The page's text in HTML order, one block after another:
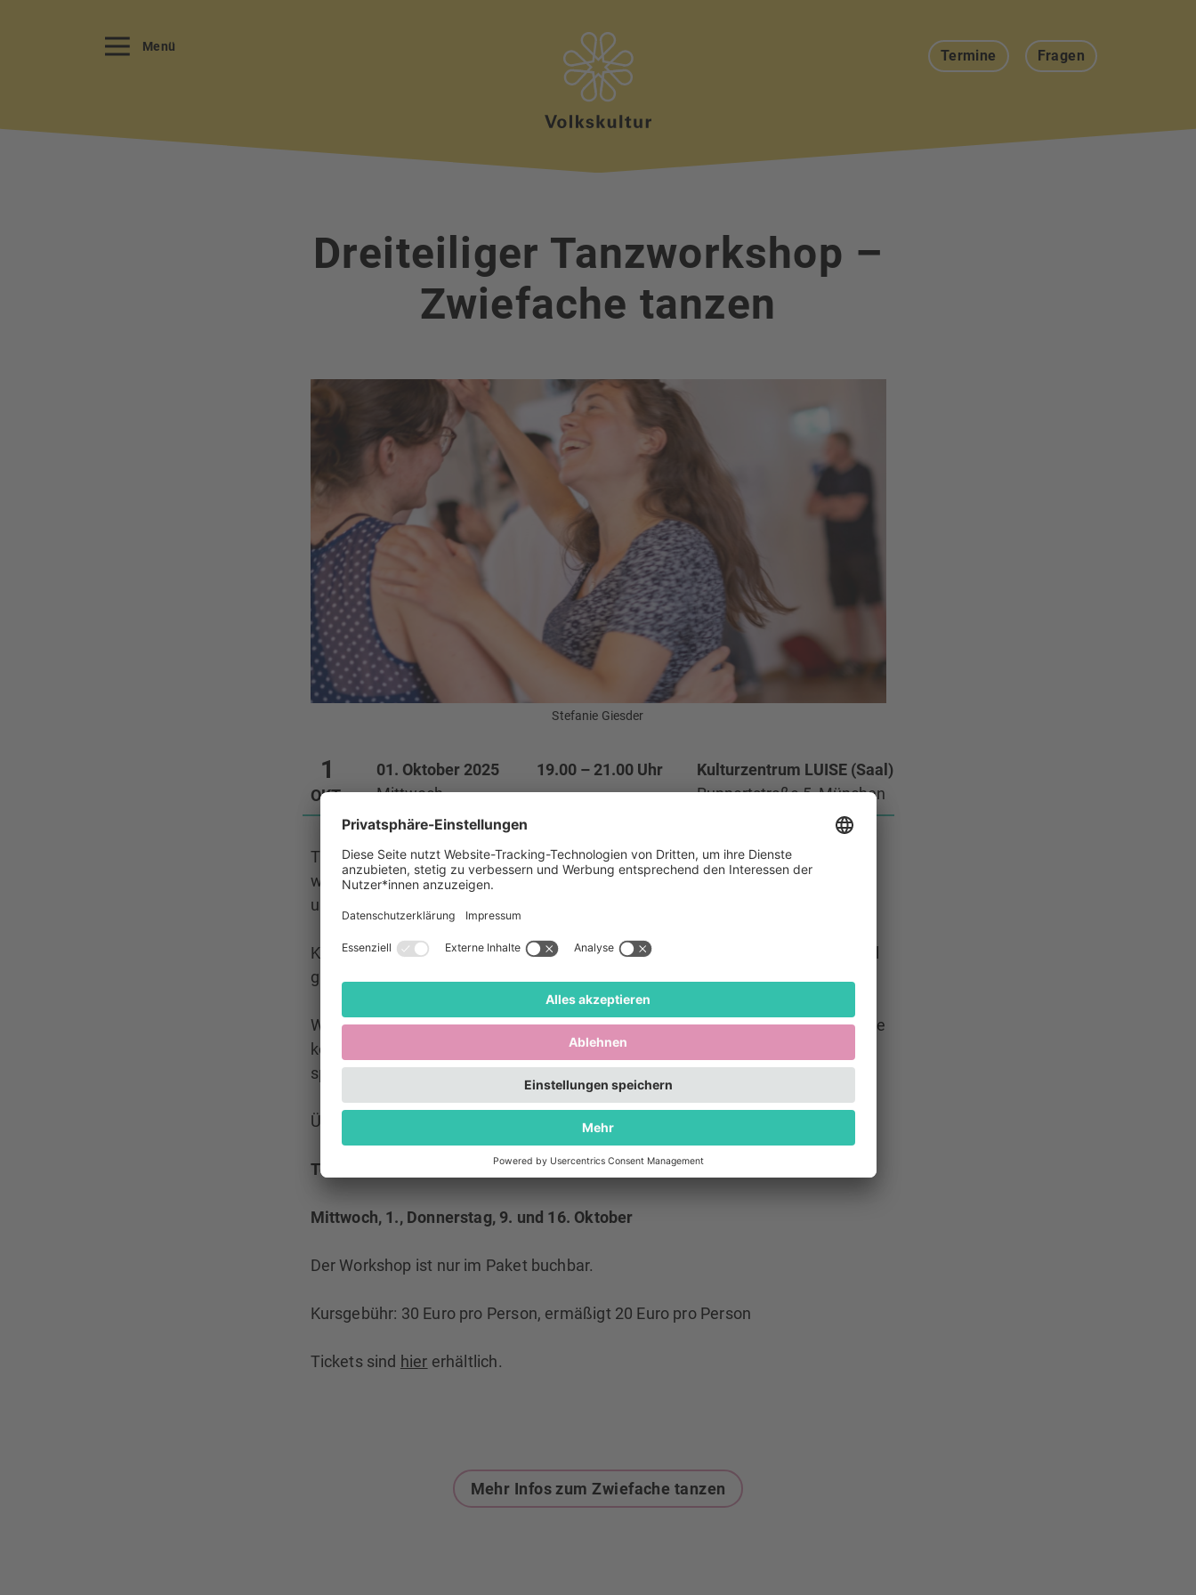
Menü
Termine Fragen
Dreiteiliger Tanzworkshop –
Zwiefache tanzen
Stefanie Giesder
1
OKT.
01. Oktober 2025
Mittwoch
19.00 – 21.00 Uhr
Kulturzentrum LUISE (Saal)
Ruppertstraße 5, München
Tanz mit uns aus der Reihe! Jawohl richtig gehört, denn die Zwiefachen
wechseln innerhalb ihrer Melodien zwischen unterschiedlichen Rhythmen hin
und her. Klingt knifflig?
Keine Sorge! Unser Tanzprofi Katharina Mayer zeigt dir, wie du die Taktwechsel
ganz einfach hören lernst und umsetzen kannst.
Wenn du schon mal Walzer getanzt hast, bist du super vorbereitet! Alles weitere
kommt spielerisch dazu. Und falls du keine*n Tanzpartner*in hast, findest du
spontan andere Tänzer*innen direkt vor Ort.
Übrigens: Wir werden zu Live-Musik von Geigerei Schreiner tanzen!
Termine:
Mittwoch, 1., Donnerstag, 9. und 16. Oktober
Der Workshop ist nur im Paket buchbar.
Kursgebühr: 30 Euro pro Person, ermäßigt 20 Euro pro Person
Tickets sind hier erhältlich.
Mehr Infos zum Zwiefache tanzen